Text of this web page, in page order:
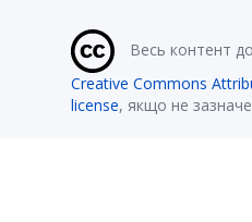
Весь контент
Creative Commons
license, якщо не